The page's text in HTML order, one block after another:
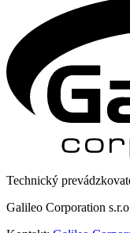
Technický
Galileo Corporation